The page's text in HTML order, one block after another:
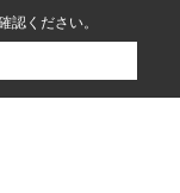
認ください。